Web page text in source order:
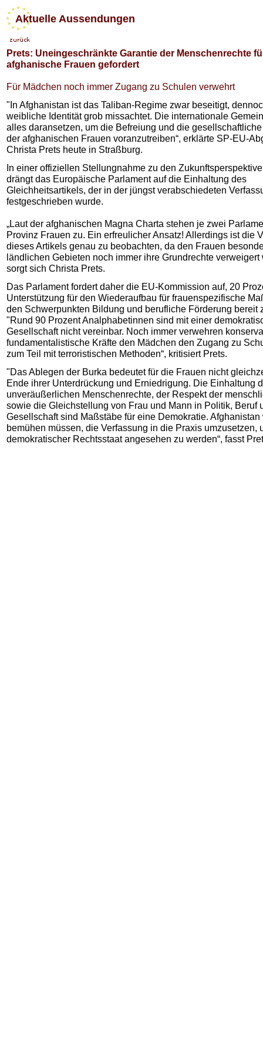
Aktuelle Aussendungen
Prets: Uneingeschränkte Garantie der Menschenrechte
afghanische Frauen gefordert
Für Mädchen noch immer Zugang zu Schulen verwehrt
"In Afghanistan ist das Taliban-Regime zwar beseitigt,
weibliche Identität grob missachtet. Die internationale
alles daransetzen, um die Befreiung und die
der afghanischen Frauen voranzutreiben“, erklärte SP-EU-
Christa Prets heute in Straßburg.
In einer offiziellen Stellungnahme zu den
drängt das Europäische Parlament auf die Einhaltung des
Gleichheitsartikels, der in der jüngst verabschiedeten
festgeschrieben wurde.
„Laut der afghanischen Magna Charta stehen je zwei
Provinz Frauen zu. Ein erfreulicher Ansatz! Allerdings ist die
dieses Artikels genau zu beobachten, da den Frauen
ländlichen Gebieten noch immer ihre Grundrechte verweigert
sorgt sich Christa Prets.
Das Parlament fordert daher die EU-Kommission auf, 20
Unterstützung für den Wiederaufbau für frauenspezifische
den Schwerpunkten Bildung und berufliche Förderung bereit
"Rund 90 Prozent Analphabetinnen sind mit einer
Gesellschaft nicht vereinbar. Noch immer verwehren
fundamentalistische Kräfte den Mädchen den Zugang zu
zum Teil mit terroristischen Methoden“, kritisiert Prets.
"Das Ablegen der Burka bedeutet für die Frauen nicht
Ende ihrer Unterdrückung und Erniedrigung. Die Einhaltung
unveräußerlichen Menschenrechte, der Respekt der
sowie die Gleichstellung von Frau und Mann in Politik, Beruf
Gesellschaft sind Maßstäbe für eine Demokratie. Afghanistan
bemühen müssen, die Verfassung in die Praxis umzusetzen,
demokratischer Rechtsstaat angesehen zu werden“, fasst